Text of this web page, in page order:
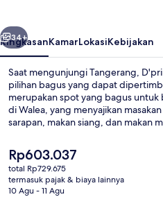
Berikutnya
34+
RingkasanKamarLokasiKebijakan
Saat mengunjungi Tangerang,
pilihan bagus yang dapat
merupakan spot yang bagus
di Walea, yang menyajikan
sarapan, makan siang, dan makan
baik tentang layanan kamar.
Harga
saat
ini
Rp603.037
Rp603.037
total Rp729.675
termasuk pajak & biaya lainnya
10 Agu - 11 Agu